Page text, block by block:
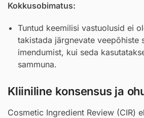
Kokkusobimatus:
Tuntud keemilisi vastuolusid ei
takistada järgnevate veepõhiste
imendumist, kui seda
sammuna.
Kliiniline konsensus ja
Cosmetic Ingredient Review (CIR)